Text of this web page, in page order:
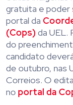
gratuita e poder
portal da
(Cops) da UEL.
do
candidato
de outubro, nas
Correios. O
no portal da